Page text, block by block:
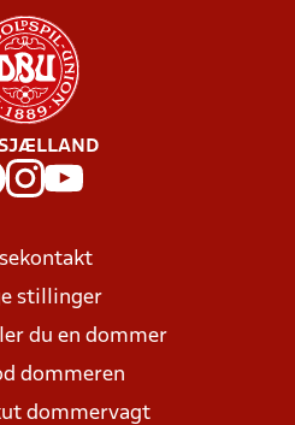
stillinger
du en dommer
dommeren
dommervagt